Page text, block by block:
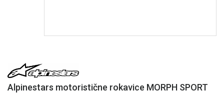
Alpinestars motoristične rokavice MORPH SPORT